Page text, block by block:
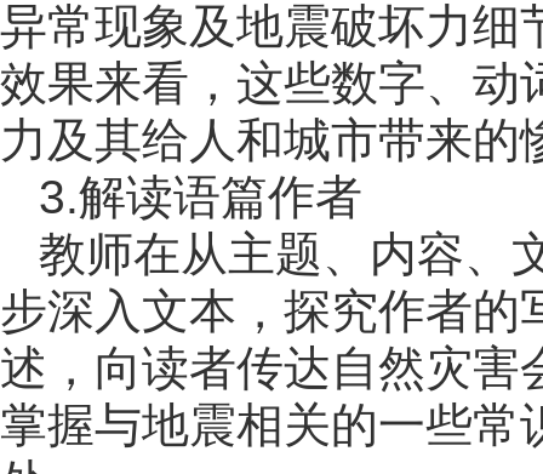
异常现象及地震破坏力细
效果来看，这些数字、动
力及其给人和城市带来的
3.解读语篇作者
教师在从主题、内容、
步深入文本，探究作者的
述，向读者传达自然灾害
掌握与地震相关的一些常